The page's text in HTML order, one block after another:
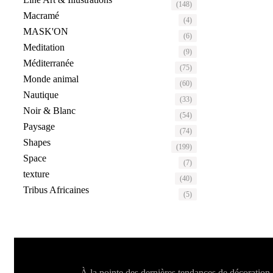
(148)
Macramé (4)
MASK'ON (6)
Meditation (9)
Méditerranée (75)
Monde animal (60)
Nautique (33)
Noir & Blanc (54)
Paysage (74)
Shapes (199)
Space (7)
texture (40)
Tribus Africaines (5)